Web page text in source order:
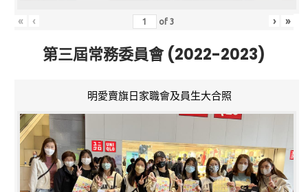
« ‹ of3 › »
第三屆常務委員會 (2022-2023)
明愛賣旗日家職會及員生大合照